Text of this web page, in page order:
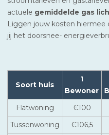
actuele gemiddelde gas
Liggen jouw kosten hiermee
jij het doorsnee-
Soort huis
1
Bewoner
Flatwoning
€100
Tussenwoning
€106,5